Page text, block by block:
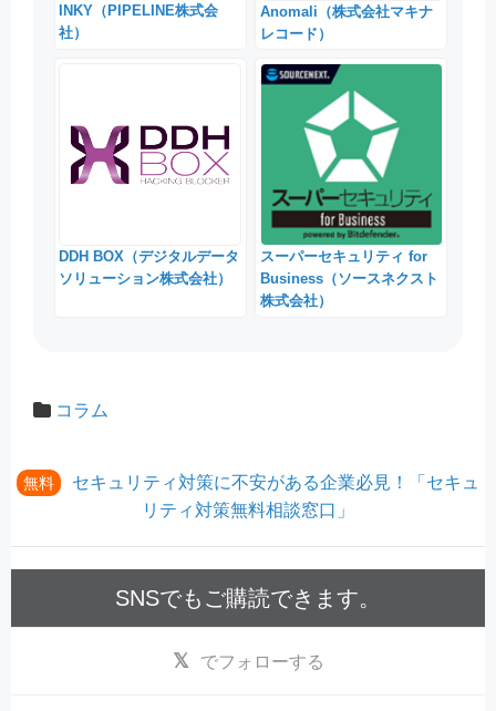
INKY（PIPELINE株式会
社）
Anomali（株式会社マキナ
レコード）
DDH BOX（デジタルデータ
ソリューション株式会社）
スーパーセキュリティ for
Business（ソースネクスト
株式会社）
コラム
無料
セキュリティ対策に不安がある企業必見！「セキュ
リティ対策無料相談窓口」
SNSでもご購読できます。
でフォローする